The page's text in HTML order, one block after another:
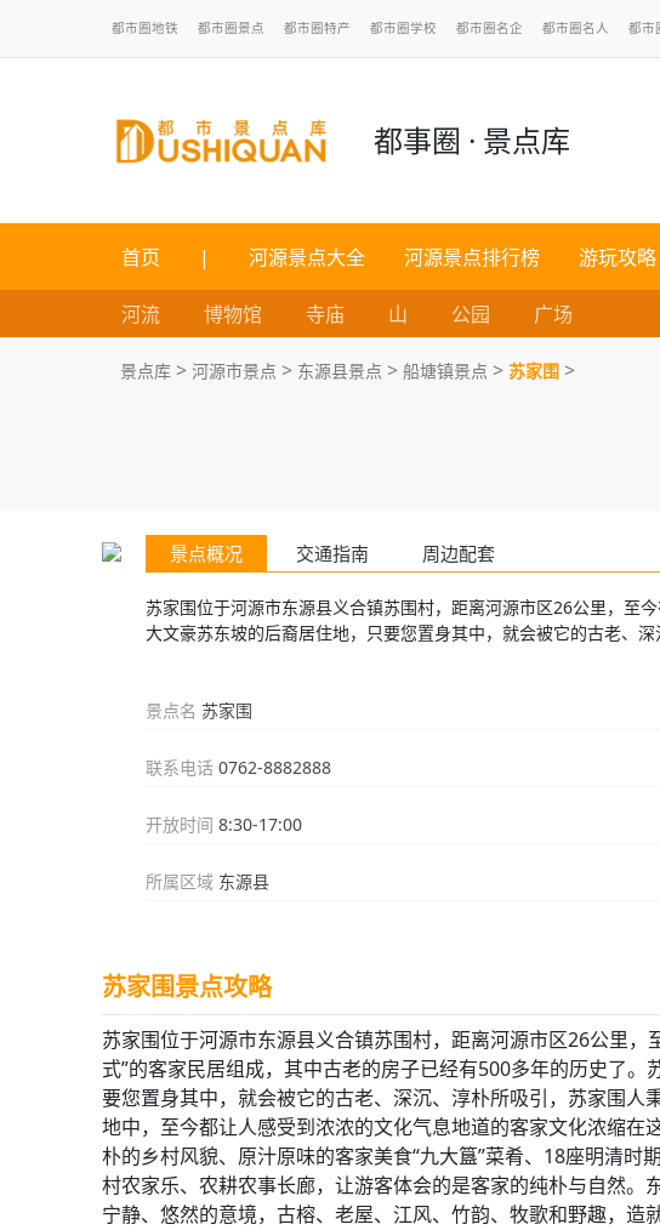
都市圈地铁 都市圈景点 都市圈特产 都市圈学校 都市圈名企 都市圈名人 都市
都事圈 · 景点库
首页 | 河源景点大全 河源景点排行榜 游玩攻略
河流 博物馆 寺庙 山 公园 广场
景点库 > 河源市景点 > 东源县景点 > 船塘镇景点 > 苏家围 >
景点概况 交通指南 周边配套
苏家围位于河源市东源县义合镇苏围村，距离河源市区26公里，至
大文豪苏东坡的后裔居住地，只要您置身其中，就会被它的古老、
景点名 苏家围
联系电话 0762-8882888
开放时间 8:30-17:00
所属区域 东源县
苏家围景点攻略
苏家围位于河源市东源县义合镇苏围村，距离河源市区26公里
式”的客家民居组成，其中古老的房子已经有500多年的历史了
要您置身其中，就会被它的古老、深沉、淳朴所吸引，苏家围人
地中，至今都让人感受到浓浓的文化气息地道的客家文化浓缩在
朴的乡村风貌、原汁原味的客家美食“九大簋”菜肴、18座明清时
村农家乐、农耕农事长廊，让游客体会的是客家的纯朴与自然。
宁静、悠然的意境，古榕、老屋、江风、竹韵、牧歌和野趣，造